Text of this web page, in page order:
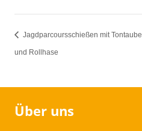
Jagdparcoursschießen mit Tontaube
und Rollhase
Über uns